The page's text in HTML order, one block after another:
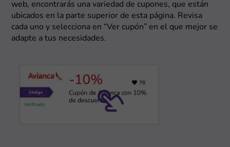
web, encontrarás una variedad de cupones, que están
ubicados en la parte superior de esta página. Revisa
cada uno y selecciona en “Ver cupón” en el que mejor se
adapte a tus necesidades.